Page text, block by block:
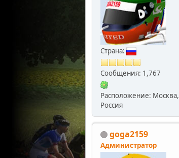
Страна:
Сообщения: 1,767
Расположение: Москва,
Россия
goga2159
Администратор